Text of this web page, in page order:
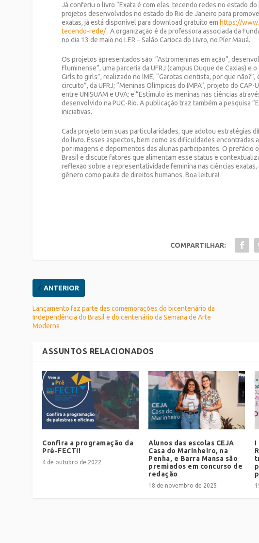
Já conferiu o livro “Exata é com elas: tecendo redes no estado
projetos desenvolvidos no estado do Rio de Janeiro para
exatas, já está disponível para download gratuito emhttps://
tecendo-rede/. A organização é da professora associada da
no dia 13 de maio no LER – Salão Carioca do Livro, no Píer Mauá.
Os projetos apresentados são: “Astromeninas em ação”,
Fluminense”, uma parceria da UFRJ (campus Duque de Caxias) e
Girls to girls”, realizado no IME; “Garotas cientista, por que
circuito”, da UFRJ; “Meninas Olímpicas do IMPA”, projeto do
entre UNISUAM e UVA; e “Estímulo às meninas nas ciências
desenvolvido na PUC-Rio. A publicação traz também a pesquisa
iniciativas.
Cada projeto tem suas particularidades, que adotou estratégias
do livro. Esses aspectos, bem como as dificuldades
por imagens e depoimentos das alunas participantes. O prefácio
Brasil e discute fatores que alimentam esse status e
reflexão sobre a representatividade feminina nas ciências
gênero como pauta de direitos humanos. Boa leitura!
COMPARTILHAR:
ANTERIOR
Lançamento faz parte das comemorações do bicentenário da
Independência do Brasil e do centenário da Semana de Arte
Moderna
ASSUNTOS RELACIONADOS
Confira a programação da
Pré-FECTI!
4 de outubro de 2022
Alunos das escolas CEJA
Casa do Marinheiro, na
Penha, e Barra Mansa são
premiados em concurso de
redação
18 de novembro de 2025
I